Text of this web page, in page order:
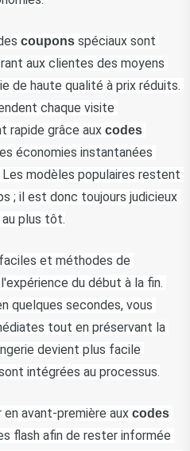
coupons spéciaux sont
aux clientes des moyens
de haute qualité à prix réduits.
chaque visite
rapide grâce aux codes
économies instantanées
modèles populaires restent
; il est donc toujours judicieux
plus tôt.
et méthodes de
du début à la fin.
quelques secondes, vous
tout en préservant la
devient plus facile
intégrées au processus.
avant-première aux codes
flash afin de rester informée